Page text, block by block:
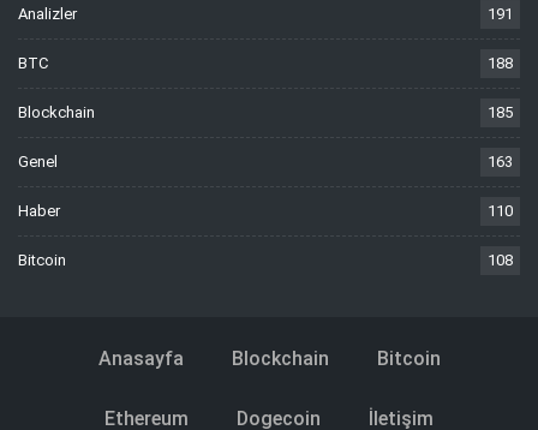
Analizler 191
BTC 188
Blockchain 185
Genel 163
Haber 110
Bitcoin 108
Anasayfa Blockchain Bitcoin
Ethereum Dogecoin İletişim